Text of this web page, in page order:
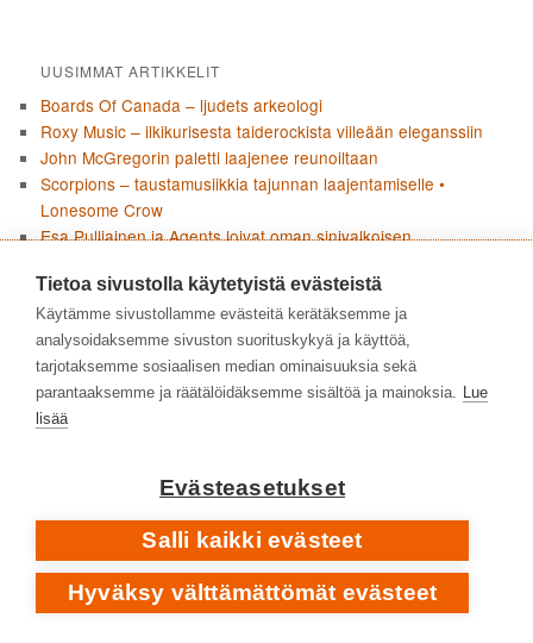
UUSIMMAT ARTIKKELIT
Boards Of Canada – ljudets arkeologi
Roxy Music – ilkikurisesta taiderockista viileään eleganssiin
John McGregorin paletti laajenee reunoiltaan
Scorpions – taustamusiikkia tajunnan laajentamiselle •
Lonesome Crow
Esa Pulliainen ja Agents loivat oman sinivalkoisen
Placebo loi debyyttinsä uudelleen • Placebo RE:CREATED
Curved Air – progea taidemusiikin aineksilla
Pharoah Sanders • Impulsen jälkeen • 1975–2022
Garbage – kulttibändin kypsät vuodet yksilön kipupisteiden
ja yhteiskunnallisen raivon parissa • 2007–2026
Angine de Poitrine pysäytti doomscrollaajat • Vol. 1 & Vol. 2
Joni Mitchellin Blue ei jätä mitään kertomatta
Pharoah Sanders – tyyntä, myrskyä ja tuliperäistä voimaa •
Flean paluu jazzjuurille • Honora
Tietoa sivustolla käytetyistä evästeistä
Käytämme sivustollamme evästeitä kerätäksemme ja
analysoidaksemme sivuston suorituskykyä ja käyttöä,
tarjotaksemme sosiaalisen median ominaisuuksia sekä
parantaaksemme ja räätälöidäksemme sisältöä ja mainoksia. Lue
lisää
Evästeasetukset
Salli kaikki evästeet
Hyväksy välttämättömät evästeet